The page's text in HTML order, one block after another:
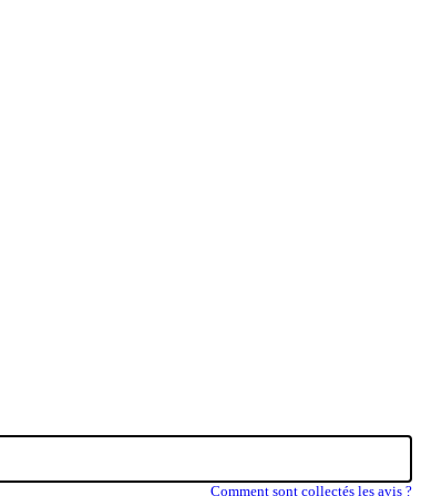
Comment sont collectés les avis ?